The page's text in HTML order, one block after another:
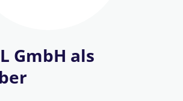
GmbH als